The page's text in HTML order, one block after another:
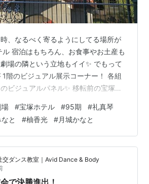
、なるべく寄るようにしてる場所が
宿泊はもちろん、お食事やお土産も
場の隣という立地もイイ✨ でもって
階のビジュアル展示コーナー！ 各組
ビジュアルパネル✨ 移転前の宝塚ホ
年 HiGH&LOWのころ⇩ 🌸花組：
：月城かなと 95期 ❄ 雪組：彩風咲奈
95期🌌宙組：真風涼帆 92期 れい・
95期 3年も前の話 これはこれで凄か
月 星組観劇の時に…
場 #宝塚ホテル #95期 #礼真琴
と #柚香光 #月城かなと
交ダンス教室｜Avid Dance & Body
で決勝進出！